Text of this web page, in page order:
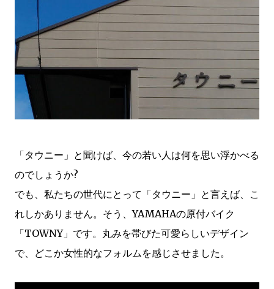
「タウニー」と聞けば、今の若い人は何を思い浮かべる
のでしょうか?
でも、私たちの世代にとって「タウニー」と言えば、こ
れしかありません。そう、YAMAHAの原付バイク
「TOWNY」です。丸みを帯びた可愛らしいデザイン
で、どこか女性的なフォルムを感じさせました。